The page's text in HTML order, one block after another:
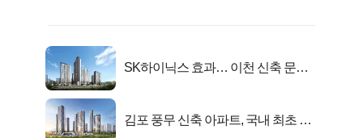
SK하이닉스 효과… 이천 신축 문의
김포 풍무 신축 아파트, 국내 최초 반